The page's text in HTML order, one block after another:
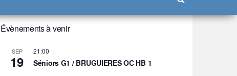
Évènements à venir
SEP
19
21:00
Séniors G1 / BRUGUIERES OC HB 1